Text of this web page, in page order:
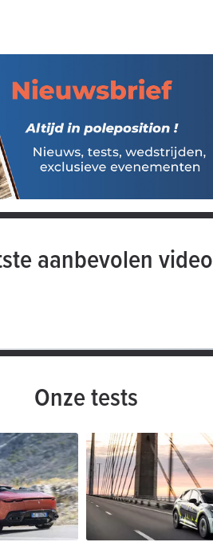
aanbevolen video
Onze tests